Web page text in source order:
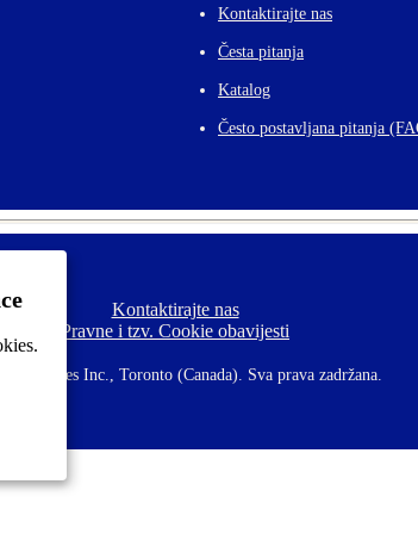
Kontaktirajte nas
Česta pitanja
Katalog
Često postavljana pitanja
F
o
t
Kontaktirajte nas
Pravne i tzv. Cookie obavijesti
Industries Inc., Toronto (Canada). Sva prava zadržana.